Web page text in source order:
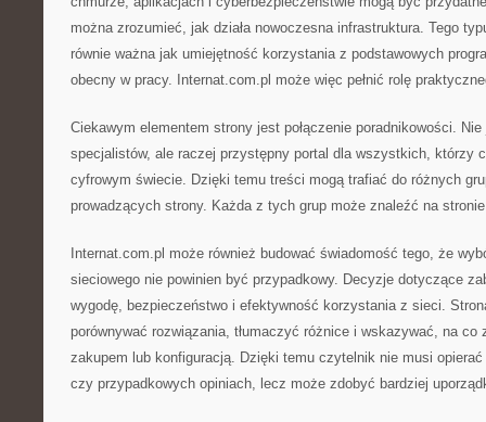
można zrozumieć, jak działa nowoczesna infrastruktura. Tego
równie ważna jak umiejętność korzystania z podstawowych
obecny w pracy. Internat.com.pl może więc pełnić rolę
Ciekawym elementem strony jest połączenie poradnikowości.
specjalistów, ale raczej przystępny portal dla wszystkich, którzy
cyfrowym świecie. Dzięki temu treści mogą trafiać do różnych
prowadzących strony. Każda z tych grup może znaleźć na
Internat.com.pl może również budować świadomość tego, że
sieciowego nie powinien być przypadkowy. Decyzje dotyczące
wygodę, bezpieczeństwo i efektywność korzystania z sieci.
porównywać rozwiązania, tłumaczyć różnice i wskazywać, na co
zakupem lub konfiguracją. Dzięki temu czytelnik nie musi opierać
czy przypadkowych opiniach, lecz może zdobyć bardziej